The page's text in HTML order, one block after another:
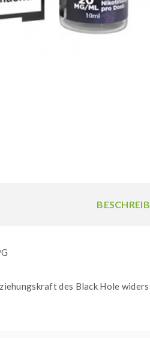
des Black Hole